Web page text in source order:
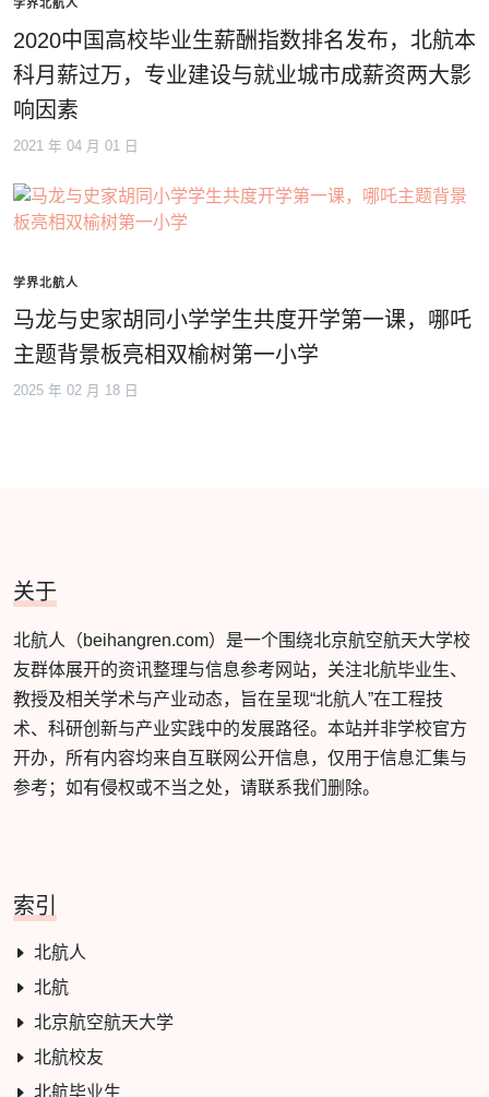
学界北航人
2020中国高校毕业生薪酬指数排名发布，北航本
科月薪过万，专业建设与就业城市成薪资两大影
响因素
2021 年 04 月 01 日
学界北航人
马龙与史家胡同小学学生共度开学第一课，哪吒
主题背景板亮相双榆树第一小学
2025 年 02 月 18 日
关于
北航人（beihangren.com）是一个围绕北京航空航天大学校
友群体展开的资讯整理与信息参考网站，关注北航毕业生、
教授及相关学术与产业动态，旨在呈现“北航人”在工程技
术、科研创新与产业实践中的发展路径。本站并非学校官方
开办，所有内容均来自互联网公开信息，仅用于信息汇集与
参考；如有侵权或不当之处，请联系我们删除。
索引
北航人
北航
北京航空航天大学
北航校友
北航毕业生